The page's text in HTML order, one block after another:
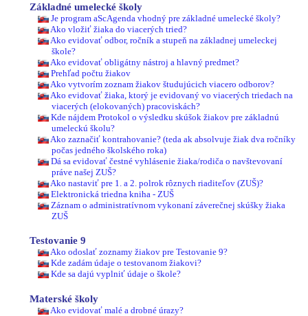
Základné umelecké školy
Je program aScAgenda vhodný pre základné umelecké školy?
Ako vložiť žiaka do viacerých tried?
Ako evidovať odbor, ročník a stupeň na základnej umeleckej
škole?
Ako evidovať obligátny nástroj a hlavný predmet?
Prehľad počtu žiakov
Ako vytvorím zoznam žiakov študujúcich viacero odborov?
Ako evidovať žiaka, ktorý je evidovaný vo viacerých triedach na
viacerých (elokovaných) pracoviskách?
Kde nájdem Protokol o výsledku skúšok žiakov pre základnú
umeleckú školu?
Ako zaznačiť kontrahovanie? (teda ak absolvuje žiak dva ročníky
počas jedného školského roka)
Dá sa evidovať čestné vyhlásenie žiaka/rodiča o navštevovaní
práve našej ZUŠ?
Ako nastaviť pre 1. a 2. polrok rôznych riaditeľov (ZUŠ)?
Elektronická triedna kniha - ZUŠ
Záznam o administratívnom vykonaní záverečnej skúšky žiaka
ZUŠ
Testovanie 9
Ako odoslať zoznamy žiakov pre Testovanie 9?
Kde zadám údaje o testovanom žiakovi?
Kde sa dajú vyplniť údaje o škole?
Materské školy
Ako evidovať malé a drobné úrazy?